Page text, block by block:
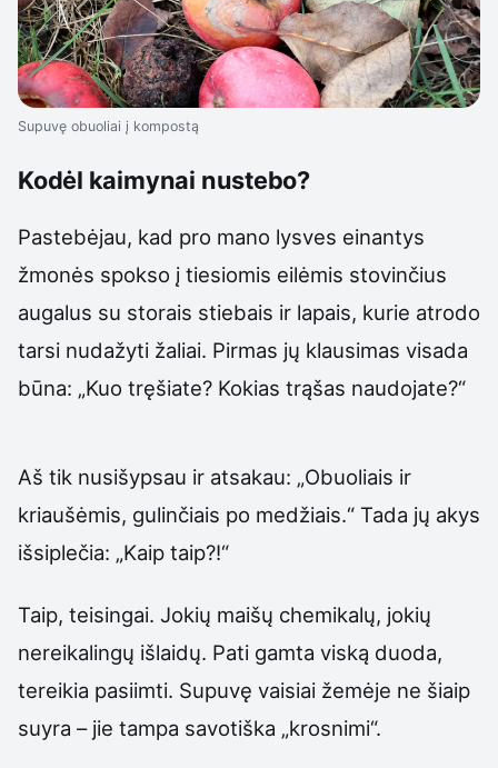
Supuvę obuoliai į kompostą
Kodėl kaimynai nustebo?
Pastebėjau, kad pro mano lysves einantys
žmonės spokso į tiesiomis eilėmis stovinčius
augalus su storais stiebais ir lapais, kurie atrodo
tarsi nudažyti žaliai. Pirmas jų klausimas visada
būna: „Kuo tręšiate? Kokias trąšas naudojate?“
Aš tik nusišypsau ir atsakau: „Obuoliais ir
kriaušėmis, gulinčiais po medžiais.“ Tada jų akys
išsiplečia: „Kaip taip?!“
Taip, teisingai. Jokių maišų chemikalų, jokių
nereikalingų išlaidų. Pati gamta viską duoda,
tereikia pasiimti. Supuvę vaisiai žemėje ne šiaip
suyra – jie tampa savotiška „krosnimi“.